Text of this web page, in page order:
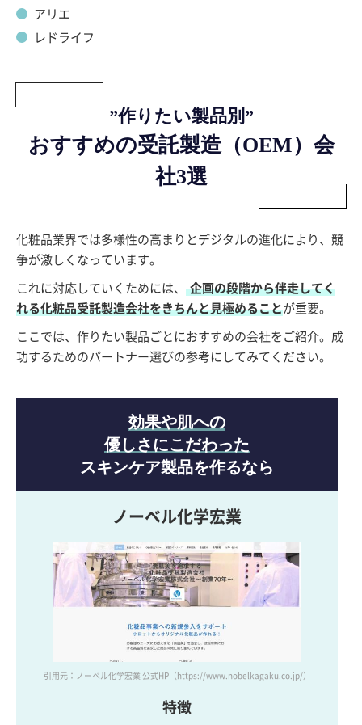
アリエ
レドライフ
”作りたい製品別”
おすすめの受託製造（OEM）会
社3選
化粧品業界では多様性の高まりとデジタルの進化により、競
争が激しくなっています。
これに対応していくためには、
企画の段階から伴走してく
れる化粧品受託製造会社をきちんと見極めることが重要。
ここでは、作りたい製品ごとにおすすめの会社をご紹介。成
功するためのパートナー選びの参考にしてみてください。
効果や肌への
優しさにこだわった
スキンケア製品を作るなら
ノーベル化学宏業
引用元：ノーベル化学宏業 公式HP（https://www.nobelkagaku.co.jp/）
特徴